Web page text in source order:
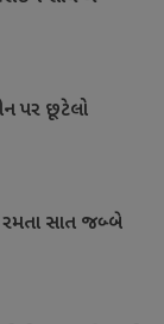
પર છૂટેલો
રમતા સાત જબ્બે